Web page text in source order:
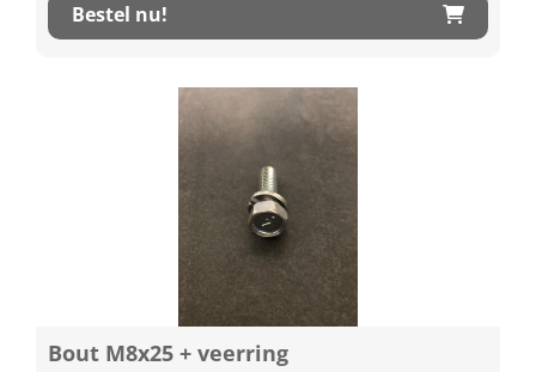
Bestel nu!
Bout M8x25 + veerring